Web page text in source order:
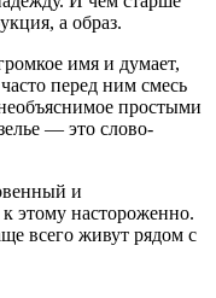
а образ.
имя и думает,
перед ним смесь
простыми
— это слово-
и
этому настороженно.
всего живут рядом с